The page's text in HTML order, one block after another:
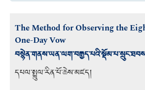
The Method for Observing the
One-Day Vow
དཔལ་སྤྲུལ་རིན་པོ་ཆེས་མཛད།